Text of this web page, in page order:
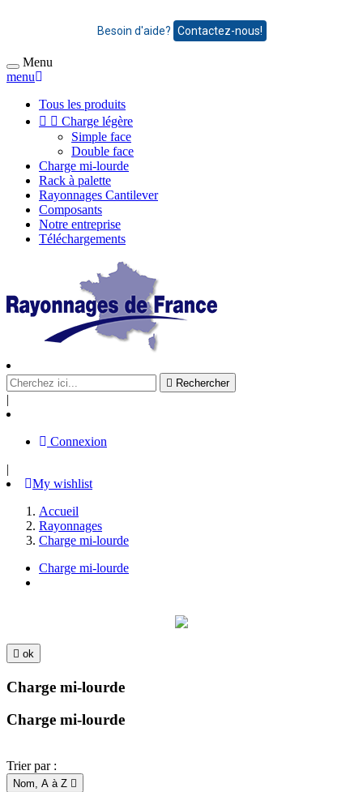
Besoin d'aide? Contactez-nous!
Menu
menu
Tous les produits
  Charge légère
Simple face
Double face
Charge mi-lourde
Rack à palette
Rayonnages Cantilever
Composants
Notre entreprise
Téléchargements
 Rechercher
|
Connexion
|
My wishlist
Accueil
Rayonnages
Charge mi-lourde
Charge mi-lourde
 ok
Charge mi-lourde
Charge mi-lourde
Trier par :
Nom, A à Z 